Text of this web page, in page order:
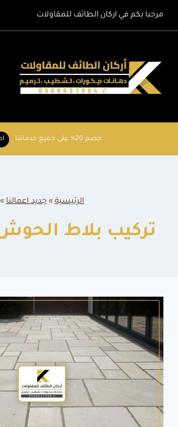
مرحبا بكم في اركان الطائف للمقاولات
خصم 20% على جميع خدماتنا
الرئيسية »جديد اعمالنا »
تركيب بلاط